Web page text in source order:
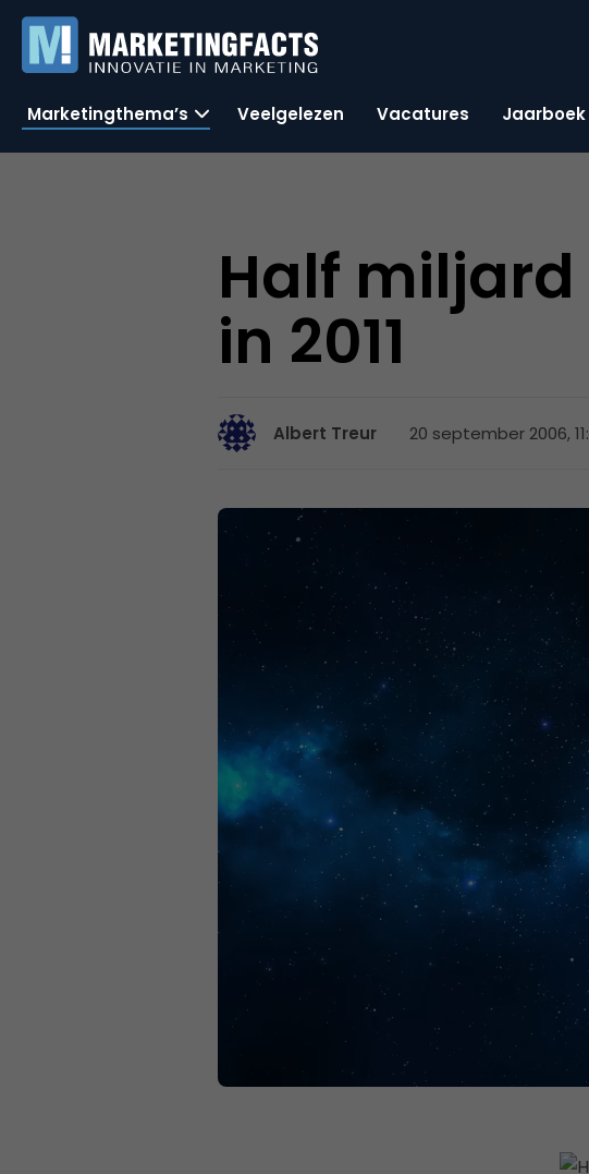
Marketingthema’s Veelgelezen Vacatures Jaarboek
Half
in 2011
Albert Treur 20 september 2006,